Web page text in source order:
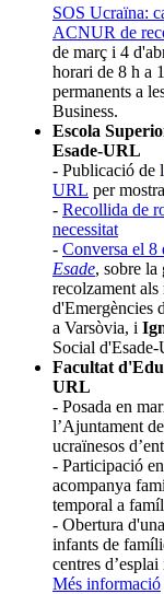
SOS Ucraïna:
ACNUR de
de març i 4
horari de 8 h a
permanents a
Business.
Escola
Esade-URL
- Publicació de
URL per
- Recollida de
necessitat
- Conversa el 8
Esade, sobre la
recolzament
d'Emergències
a Varsòvia, i
Social
Facultat
URL
- Posada en
l’Ajuntament
ucraïnesos
- Participació
acompanya
temporal a
- Obertura
infants de
centres
Més informació